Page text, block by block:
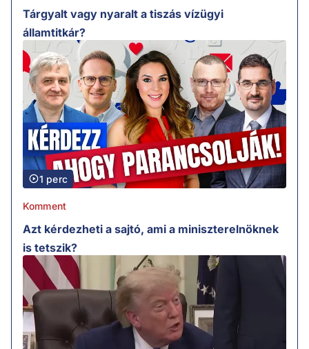
Tárgyalt vagy nyaralt a tiszás vízügyi
államtitkár?
1 perc
Komment
Azt kérdezheti a sajtó, ami a miniszterelnöknek
is tetszik?